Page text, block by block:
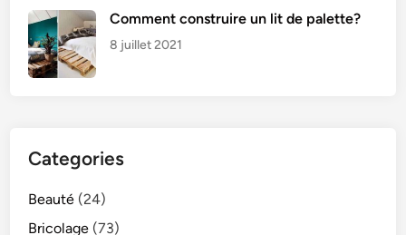
Comment construire un lit de palette?
8 juillet 2021
Categories
Beauté (24)
Bricolage (73)